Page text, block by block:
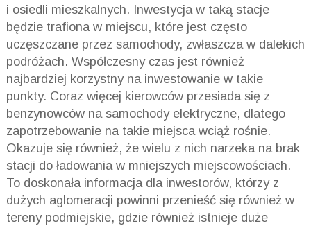
i osiedli mieszkalnych. Inwestycja w taką stacje
będzie trafiona w miejscu, które jest często
uczęszczane przez samochody, zwłaszcza w dalekich
podróżach. Współczesny czas jest również
najbardziej korzystny na inwestowanie w takie
punkty. Coraz więcej kierowców przesiada się z
benzynowców na samochody elektryczne, dlatego
zapotrzebowanie na takie miejsca wciąż rośnie.
Okazuje się również, że wielu z nich narzeka na brak
stacji do ładowania w mniejszych miejscowościach.
To doskonała informacja dla inwestorów, którzy z
dużych aglomeracji powinni przenieść się również w
tereny podmiejskie, gdzie również istnieje duże